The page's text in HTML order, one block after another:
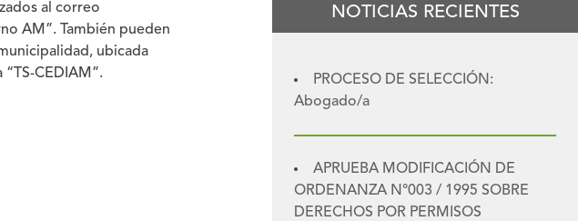
al correo
AM”. También pueden
ubicada
CEDIAM”.
NOTICIAS RECIENTES
PROCESO DE SELECCIÓN:
Abogado/a
APRUEBA MODIFICACIÓN DE
ORDENANZA N°003 / 1995 SOBRE
DERECHOS POR PERMISOS